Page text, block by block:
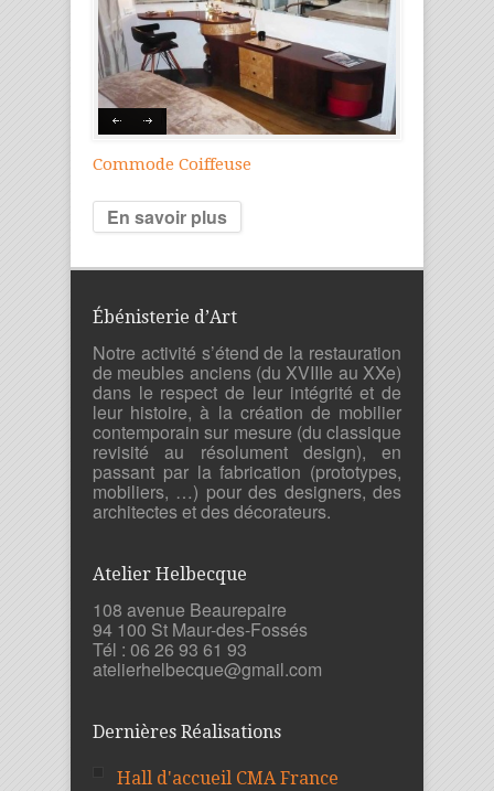
Commode Coiffeuse
En savoir plus
Ébénisterie d’Art
Notre activité s’étend de la restauration
de meubles anciens (du XVIIIe au XXe)
dans le respect de leur intégrité et de
leur histoire, à la création de mobilier
contemporain sur mesure (du classique
revisité au résolument design), en
passant par la fabrication (prototypes,
mobiliers, …) pour des designers, des
architectes et des décorateurs.
Atelier Helbecque
108 avenue Beaurepaire
94 100 St Maur-des-Fossés
Tél : 06 26 93 61 93
atelierhelbecque@gmail.com
Dernières Réalisations
Hall d'accueil CMA France